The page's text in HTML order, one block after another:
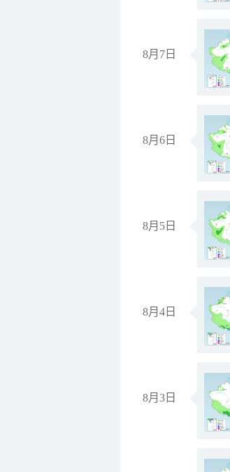
8月7日
8月6日
8月5日
8月4日
8月3日